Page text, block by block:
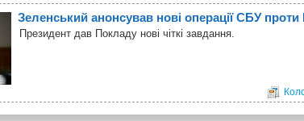
Зеленський анонсував нові операції СБУ
Президент дав Покладу нові чіткі завдання.